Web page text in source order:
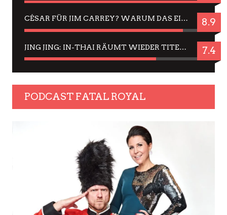
CÉSAR FÜR JIM CARREY? WARUM DAS EINER DER NERVIGSTEN ACTORS IST UND BLEIBT 8.9
JING JING: IN-THAI RÄUMT WIEDER TITEL AB – EIN ZWEI-STUNDEN-ERLEBNISBERICHT 7.4
PODCAST FATAL ROYAL